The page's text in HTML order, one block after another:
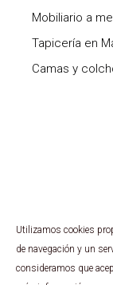
Mobiliario a
Tapicería en
Camas y
Utilizamos cookies
de navegación y un
consideramos que